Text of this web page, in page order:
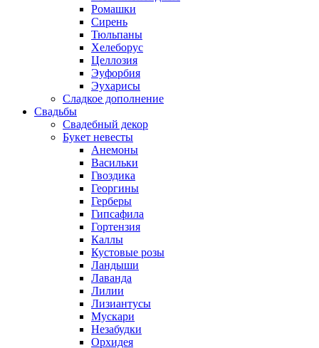
Ромашки
Сирень
Тюльпаны
Хелеборус
Целлозия
Эуфорбия
Эухарисы
Сладкое дополнение
Свадьбы
Свадебный декор
Букет невесты
Анемоны
Васильки
Гвоздика
Георгины
Герберы
Гипсафила
Гортензия
Каллы
Кустовые розы
Ландыши
Лаванда
Лилии
Лизиантусы
Мускари
Незабудки
Орхидея